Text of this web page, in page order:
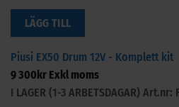
LÄGG TILL
Piusi EX50 Drum 12V - Komplett kit
9 300kr Exkl moms
I LAGER (1-3 ARBETSDAGAR) Art.nr: